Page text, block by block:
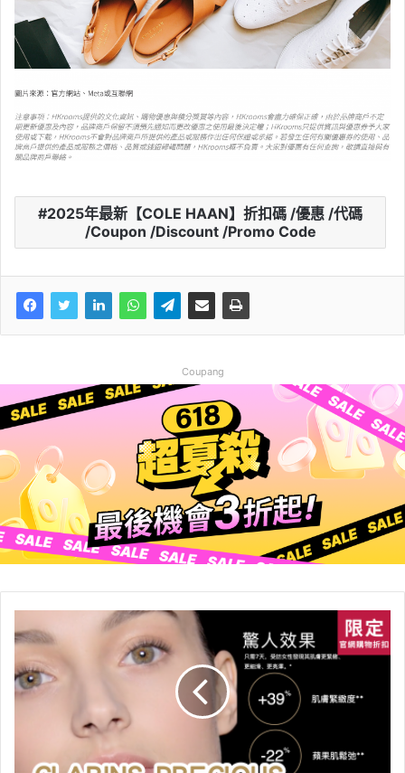
2025年最新【COLE HAAN】折扣碼 /優惠 /代碼
/Coupon /Discount /Promo Code
Coupang